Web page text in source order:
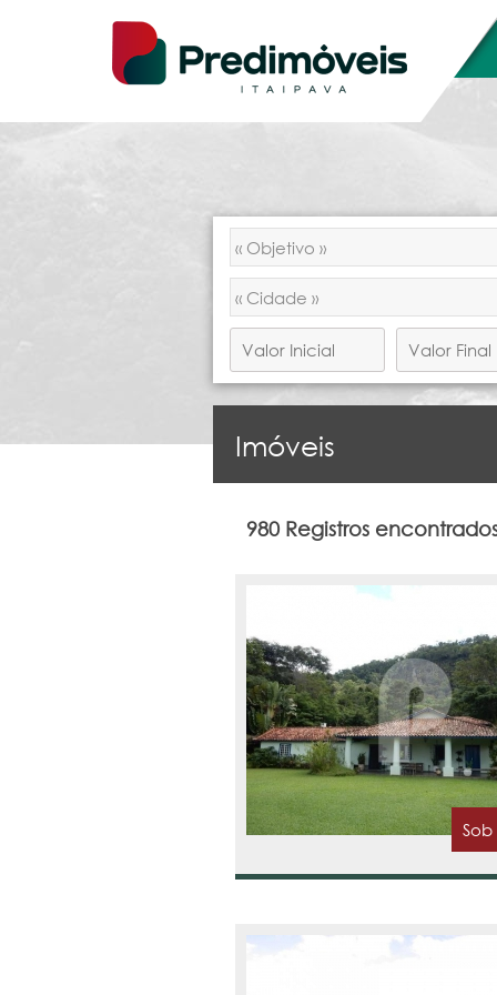
Imóveis
980 Registros